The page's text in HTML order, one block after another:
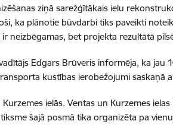
ziņā sarežģītākais ielu
ka plānotie būvdarbi tiks paveikti
neizbēgamas, bet projekta rezultātā
Edgars Brūveris informēja, ka
kustības ierobežojumi
ielās. Ventas un Kurzemes
šajā posmā tika organizēta pa